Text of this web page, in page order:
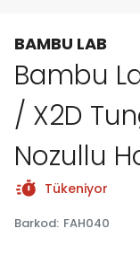
BAMBU LAB
Bambu
/ X2D
Nozullu
Tükeniyor
Barkod: FAH040